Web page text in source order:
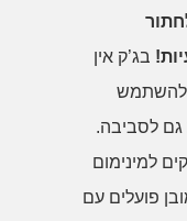
בג’ק אין
להשתמש
גם לסביבה.
למינימום
פועלים עם